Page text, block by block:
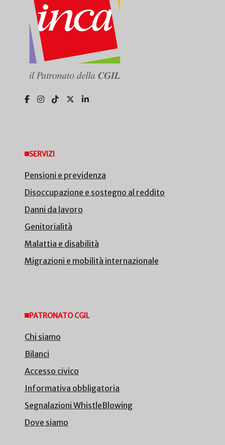
SERVIZI
Pensioni e previdenza
Disoccupazione e sostegno al reddito
Danni da lavoro
Genitorialità
Malattia e disabilità
Migrazioni e mobilità internazionale
PATRONATO CGIL
Chi siamo
Bilanci
Accesso civico
Informativa obbligatoria
Segnalazioni WhistleBlowing
Dove siamo